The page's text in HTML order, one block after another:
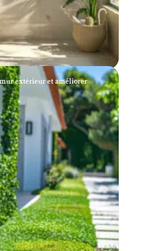
extérieur et améliorer